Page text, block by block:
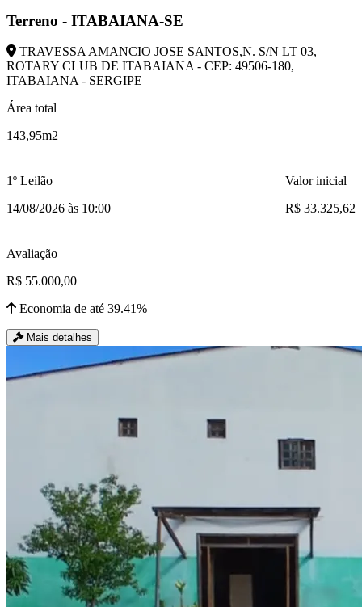
Terreno - ITABAIANA-SE
TRAVESSA AMANCIO JOSE SANTOS,N. S/N LT 03,
ROTARY CLUB DE ITABAIANA - CEP: 49506-180,
ITABAIANA - SERGIPE
Área total
143,95m2
1º Leilão
14/08/2026 às 10:00
Valor inicial
R$ 33.325,62
Avaliação
R$ 55.000,00
Economia de até 39.41%
Mais detalhes